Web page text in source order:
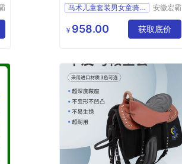
装备
马术儿童套装男女童骑马初
安徽宏霸
有限公司
￥ 958.00 获取底价